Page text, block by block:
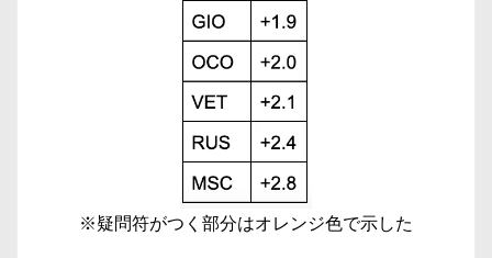
※疑問符がつく部分はオレンジ色で示した